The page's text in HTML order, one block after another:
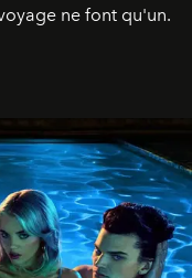
ne font qu'un.